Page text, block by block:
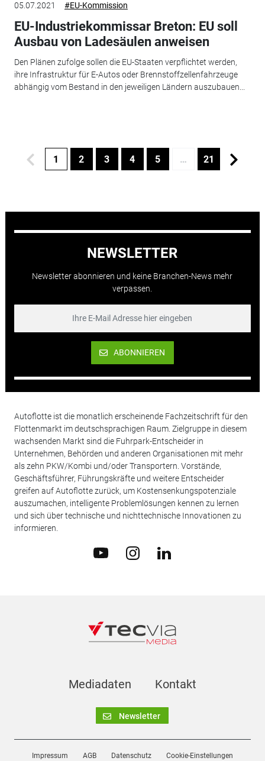
05.07.2021 #EU-Kommission
EU-Industriekommissar Breton: EU soll
Ausbau von Ladesäulen anweisen
Den Plänen zufolge sollen die EU-Staaten verpflichtet werden,
ihre Infrastruktur für E-Autos oder Brennstoffzellenfahrzeuge
abhängig vom Bestand in den jeweiligen Ländern auszubauen...
1 2 3 4 5 … 21
NEWSLETTER
Newsletter abonnieren und keine Branchen-News mehr
verpassen.
ABONNIEREN
Autoflotte ist die monatlich erscheinende Fachzeitschrift für den
Flottenmarkt im deutschsprachigen Raum. Zielgruppe in diesem
wachsenden Markt sind die Fuhrpark-Entscheider in
Unternehmen, Behörden und anderen Organisationen mit mehr
als zehn PKW/Kombi und/oder Transportern. Vorstände,
Geschäftsführer, Führungskräfte und weitere Entscheider
greifen auf Autoflotte zurück, um Kostensenkungspotenziale
auszumachen, intelligente Problemlösungen kennen zu lernen
und sich über technische und nichttechnische Innovationen zu
informieren.
Mediadaten Kontakt
Newsletter
Impressum AGB Datenschutz Cookie-Einstellungen